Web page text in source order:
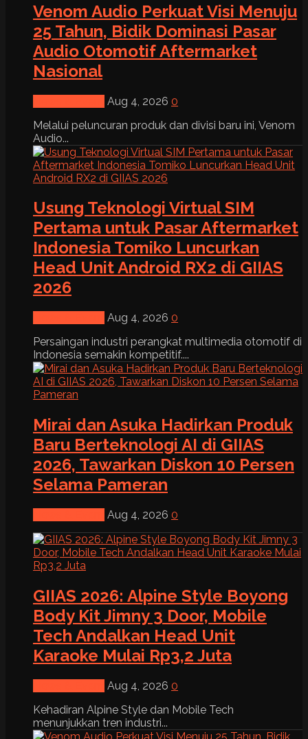
Venom Audio Perkuat Visi Menuju
25 Tahun, Bidik Dominasi Pasar
Audio Otomotif Aftermarket
Nasional
Aug 4, 2026 0
Melalui peluncuran produk dan divisi baru ini, Venom
Audio...
Usung Teknologi Virtual SIM
Pertama untuk Pasar Aftermarket
Indonesia Tomiko Luncurkan
Head Unit Android RX2 di GIIAS
2026
Aug 4, 2026 0
Persaingan industri perangkat multimedia otomotif di
Indonesia semakin kompetitif....
Mirai dan Asuka Hadirkan Produk
Baru Berteknologi AI di GIIAS
2026, Tawarkan Diskon 10 Persen
Selama Pameran
Aug 4, 2026 0
GIIAS 2026: Alpine Style Boyong
Body Kit Jimny 3 Door, Mobile
Tech Andalkan Head Unit
Karaoke Mulai Rp3,2 Juta
Aug 4, 2026 0
Kehadiran Alpine Style dan Mobile Tech
menunjukkan tren industri...